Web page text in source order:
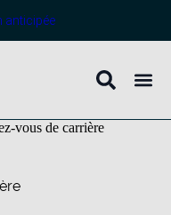
anticipée
vous de carrière